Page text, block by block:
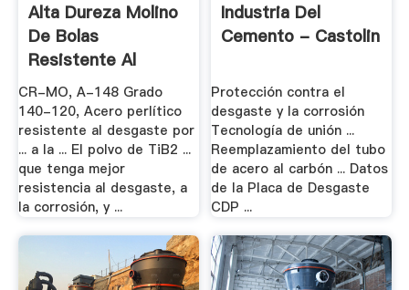
Alta Dureza Molino
De Bolas
Resistente Al
Desgaste
CR-MO, A-148 Grado
140-120, Acero perlítico
resistente al desgaste por
... a la ... El polvo de TiB2 ...
que tenga mejor
resistencia al desgaste, a
la corrosión, y ...
Industria Del
Cemento - Castolin
Protección contra el
desgaste y la corrosión
Tecnología de unión ...
Reemplazamiento del tubo
de acero al carbón ... Datos
de la Placa de Desgaste
CDP ...